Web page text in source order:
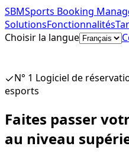
SBMSports Booking
SolutionsFonctionnalités
Choisir la langue
N° 1 Logiciel de
esports
Faites passer
au niveau